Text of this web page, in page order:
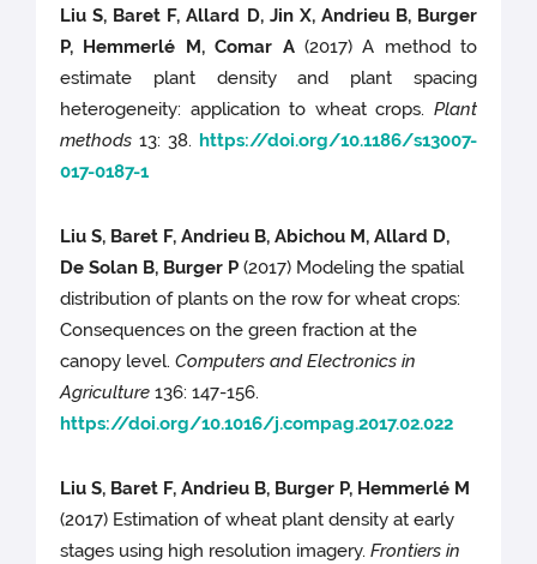
Liu S, Baret F, Allard D, Jin X, Andrieu B, Burger
P, Hemmerlé M, Comar A(2017) A method to
estimate plant density and plant spacing
heterogeneity: application to wheat crops. Plant
methods 13: 38. https://doi.org/10.1186/s13007-
017-0187-1
Liu S, Baret F, Andrieu B, Abichou M, Allard D,
De Solan B, Burger P (2017) Modeling the spatial
distribution of plants on the row for wheat crops:
Consequences on the green fraction at the
canopy level.Computers and Electronics in
Agriculture 136: 147-156.
https://doi.org/10.1016/j.compag.2017.02.022
Liu S, Baret F, Andrieu B, Burger P, Hemmerlé M
(2017) Estimation of wheat plant density at early
stages using high resolution imagery.Frontiers in